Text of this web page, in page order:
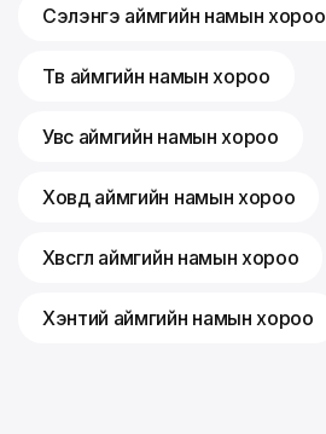
Сэлэнгэ аймгийн намын хороо
Төв аймгийн намын хороо
Увс аймгийн намын хороо
Ховд аймгийн намын хороо
Хөвсгөл аймгийн намын хороо
Хэнтий аймгийн намын хороо